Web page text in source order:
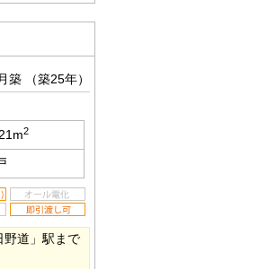
築
（築25年）
2
道」駅まで